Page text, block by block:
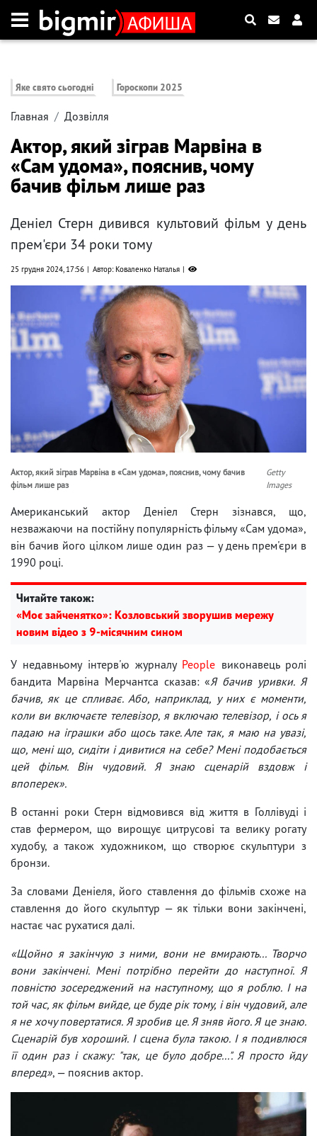
Яке свято сьогодні Гороскопи 2025
Главная Дозвілля
Актор, який зіграв Марвіна в
«Сам удома», пояснив, чому
бачив фільм лише раз
Деніел Стерн дивився культовий фільм у день
прем'єри 34 роки тому
25 грудня 2024, 17:56 Автор: Коваленко Наталья
Актор, який зіграв Марвіна в «Сам удома», пояснив, чому бачив
фільм лише раз
Getty
Images
Американський актор Деніел Стерн зізнався, що,
незважаючи на постійну популярність фільму «Сам удома»,
він бачив його цілком лише один раз — у день прем'єри в
1990 році.
Читайте також:
«Моє зайченятко»: Козловський зворушив мережу
новим відео з 9-місячним сином
У недавньому інтерв'ю журналу People виконавець ролі
бандита Марвіна Мерчантса сказав: «Я бачив уривки. Я
бачив, як це спливає. Або, наприклад, у них є моменти,
коли ви включаєте телевізор, я включаю телевізор, і ось я
падаю на іграшки або щось таке. Але так, я маю на увазі,
що, мені що, сидіти і дивитися на себе? Мені подобається
цей фільм. Він чудовий. Я знаю сценарій вздовж і
впоперек».
В останні роки Стерн відмовився від життя в Голлівуді і
став фермером, що вирощує цитрусові та велику рогату
худобу, а також художником, що створює скульптури з
бронзи.
За словами Деніеля, його ставлення до фільмів схоже на
ставлення до його скульптур — як тільки вони закінчені,
настає час рухатися далі.
«Щойно я закінчую з ними, вони не вмирають... Творчо
вони закінчені. Мені потрібно перейти до наступної. Я
повністю зосереджений на наступному, що я роблю. І на
той час, як фільм вийде, це буде рік тому, і він чудовий, але
я не хочу повертатися. Я зробив це. Я зняв його. Я це знаю.
Сценарій був хороший. І сцена була такою. І я подивлюся
її один раз і скажу: "так, це було добре...". Я просто йду
вперед», — пояснив актор.